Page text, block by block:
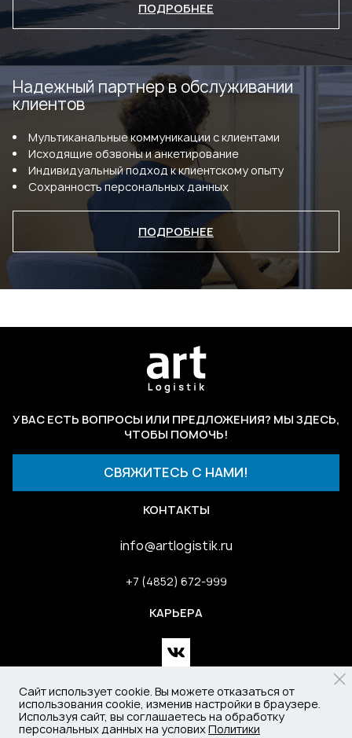
ПОДРОБНЕЕ
Надежный партнер в обслуживании
клиентов
Мультиканальные коммуникации с клиентами
Исходящие обзвоны и анкетирование
Индивидуальный подход к клиентскому опыту
Сохранность персональных данных
ПОДРОБНЕЕ
КОНТАКТЫ
info@artlogistik.ru
+7 (4852) 672-999
КАРЬЕРА
У ВАС ЕСТЬ ВОПРОСЫ ИЛИ ПРЕДЛОЖЕНИЯ? МЫ ЗДЕСЬ,
ЧТОБЫ ПОМОЧЬ!
СВЯЖИТЕСЬ С НАМИ!
Политика обработки персональных данных
Сайт использует cookie. Вы можете отказаться от
использования cookie, изменив настройки в браузере.
Используя сайт, вы соглашаетесь на обработку
персональных данных на условихПолитики